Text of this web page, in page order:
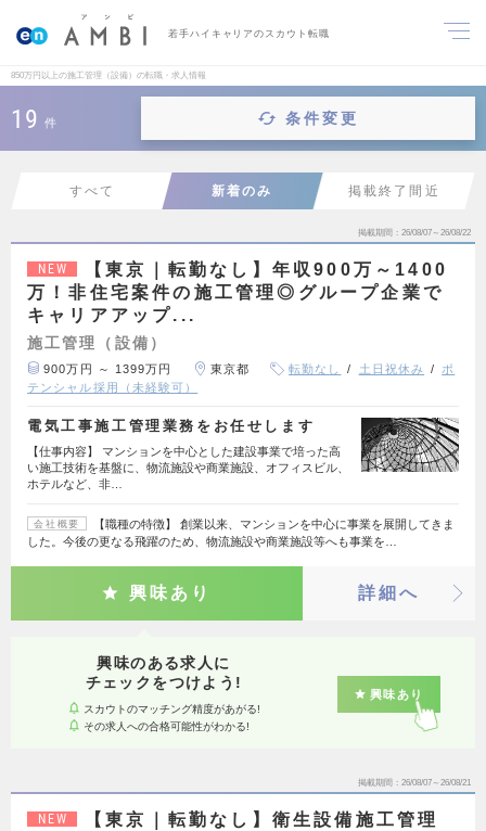
若手ハイキャリアのスカウト転職
850万円以上の施工管理（設備）の転職・求人情報
19 件 条件変更
すべて 新着のみ 掲載終了間近
掲載期間 26/08/07～26/08/22
NEW
【東京｜転勤なし】年収900万～1400
万！非住宅案件の施工管理◎グループ企業で
キャリアアップ...
施工管理（設備）
900万円 ～ 1399万円 東京都 転勤なし 土日祝休み
ポ
テンシャル採用（未経験可）
電気工事施工管理業務をお任せします
【仕事内容】 マンションを中心とした建設事業で培った高
い施工技術を基盤に、物流施設や商業施設、オフィスビル、
ホテルなど、非…
会社概要
【職種の特徴】 創業以来、マンションを中心に事業を展開してきま
した。今後の更なる飛躍のため、物流施設や商業施設等へも事業を…
興味あり 詳細へ
興味のある求人に
チェックをつけよう!
スカウトのマッチング精度があがる!
その求人への合格可能性がわかる!
興味あり
掲載期間 26/08/07～26/08/21
NEW
【東京｜転勤なし】衛生設備施工管理